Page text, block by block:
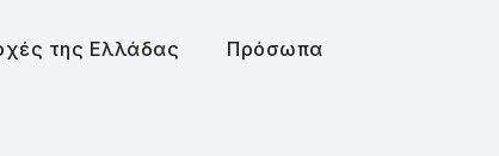
της Ελλάδας Πρόσωπα